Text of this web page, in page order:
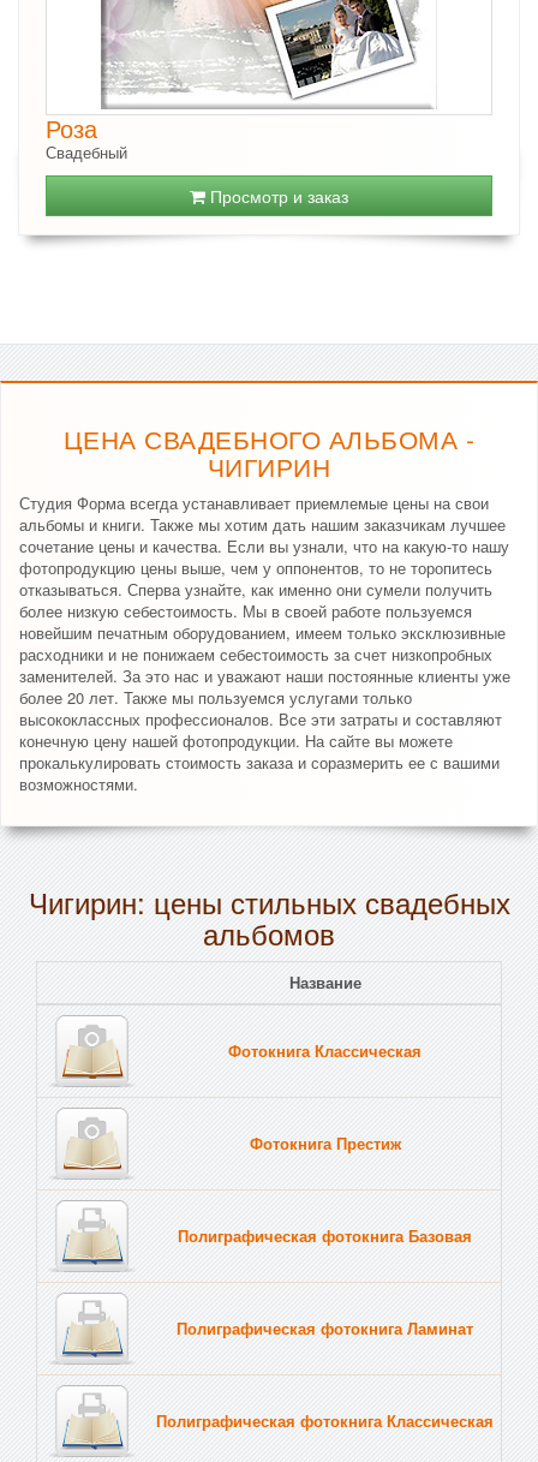
Роза
Свадебный
Просмотр и заказ
ЦЕНА СВАДЕБНОГО АЛЬБОМА -
ЧИГИРИН
Студия Форма всегда устанавливает приемлемые цены на свои
альбомы и книги. Также мы хотим дать нашим заказчикам лучшее
сочетание цены и качества. Если вы узнали, что на какую-то нашу
фотопродукцию цены выше, чем у оппонентов, то не торопитесь
отказываться. Сперва узнайте, как именно они сумели получить
более низкую себестоимость. Мы в своей работе пользуемся
новейшим печатным оборудованием, имеем только эксклюзивные
расходники и не понижаем себестоимость за счет низкопробных
заменителей. За это нас и уважают наши постоянные клиенты уже
более 20 лет. Также мы пользуемся услугами только
высококлассных профессионалов. Все эти затраты и составляют
конечную цену нашей фотопродукции. На сайте вы можете
прокалькулировать стоимость заказа и соразмерить ее с вашими
возможностями.
Чигирин: цены стильных свадебных
альбомов
Название
Фотокнига Классическая
Фотокнига Престиж
Полиграфическая фотокнига Базовая
Полиграфическая фотокнига Ламинат
Полиграфическая фотокнига Классическая